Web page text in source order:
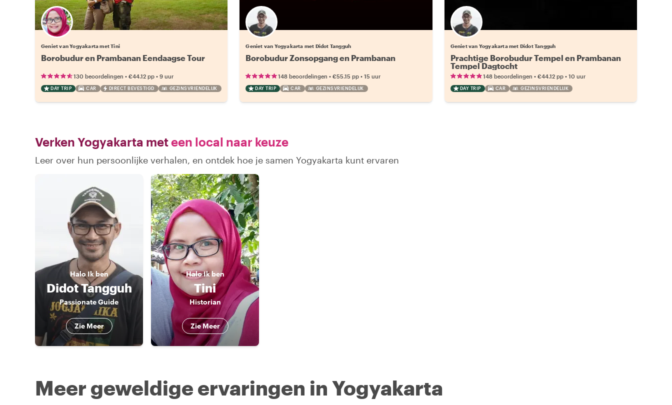
Geniet van Yogyakarta met Tini
Borobudur en Prambanan Eendaagse Tour
130 beoordelingen • €44.12 pp • 9 uur
DAY TRIP CAR DIRECT BEVESTIGD GEZINSVRIENDELIJK
Geniet van Yogyakarta met Didot Tangguh
Borobudur Zonsopgang en Prambanan
148 beoordelingen •€55.15 pp •15 uur
DAY TRIP CAR GEZINSVRIENDELIJK
Geniet van Yogyakarta met Didot Tangguh
Prachtige Borobudur Tempel en Prambanan
Tempel Dagtocht
148 beoordelingen • €44.12 pp• 10 uur
DAY TRIP CAR GEZINSVRIENDELIJK
Verken Yogyakarta meteen local naar keuze
Leer over hun persoonlijke verhalen, en ontdek hoe je samen Yogyakarta kunt ervaren
Halo Ik ben
Didot Tangguh
Passionate Guide
Zie Meer
HaloIk ben
Tini
Historian
Zie Meer
Meer geweldige ervaringen in Yogyakarta